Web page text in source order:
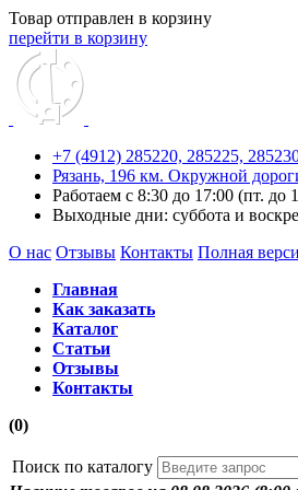
Товар отправлен в корзину
перейти в корзину
+7 (4912) 285220, 285225,
Рязань, 196 км. Окружной
Работаем с 8:30 до 17:00 (пт. до
Выходные дни: суббота и
О нас Отзывы Контакты Полная
Главная
Как заказать
Каталог
Статьи
Отзывы
Контакты
(0)
Поиск по каталогу